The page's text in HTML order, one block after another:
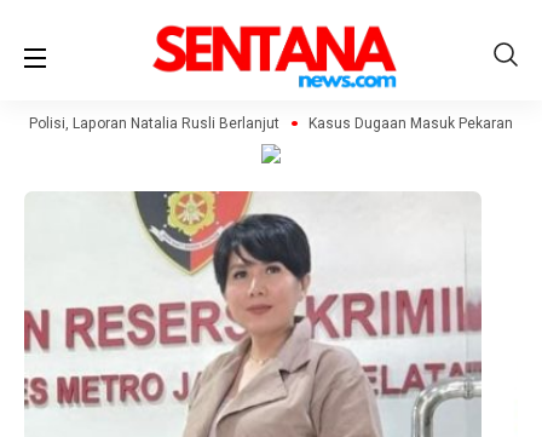
Polisi, Laporan Natalia Rusli Berlanjut Kasus Dugaan Masuk